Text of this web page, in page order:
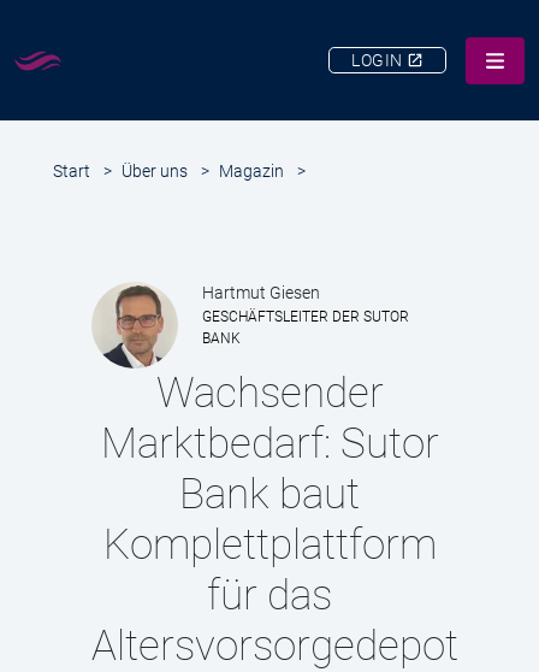
KONTAKT
LOGIN
Start > Über uns > Magazin >
Hartmut Giesen
GESCHÄFTSLEITER DER SUTOR
BANK
Wachsender
Marktbedarf: Sutor
Bank baut
Komplettplattform
für das
Altersvorsorgedepot